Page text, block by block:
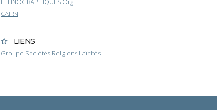
CAIRN
LIENS
Groupe Sociétés Religions Laïcités